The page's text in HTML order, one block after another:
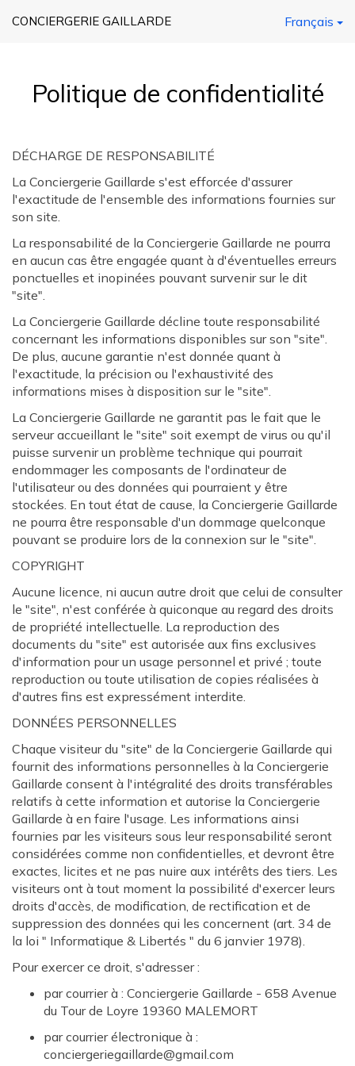
CONCIERGERIE GAILLARDE Français
Politique de confidentialité
DÉCHARGE DE RESPONSABILITÉ
La Conciergerie Gaillarde s'est efforcée d'assurer
l'exactitude de l'ensemble des informations fournies sur
son site.
La responsabilité de la Conciergerie Gaillarde ne pourra
en aucun cas être engagée quant à d'éventuelles erreurs
ponctuelles et inopinées pouvant survenir sur le dit
"site".
La Conciergerie Gaillarde décline toute responsabilité
concernant les informations disponibles sur son "site".
De plus, aucune garantie n'est donnée quant à
l'exactitude, la précision ou l'exhaustivité des
informations mises à disposition sur le "site".
La Conciergerie Gaillarde ne garantit pas le fait que le
serveur accueillant le "site" soit exempt de virus ou qu'il
puisse survenir un problème technique qui pourrait
endommager les composants de l'ordinateur de
l'utilisateur ou des données qui pourraient y être
stockées. En tout état de cause, la Conciergerie Gaillarde
ne pourra être responsable d'un dommage quelconque
pouvant se produire lors de la connexion sur le "site".
COPYRIGHT
Aucune licence, ni aucun autre droit que celui de consulter
le "site", n'est conférée à quiconque au regard des droits
de propriété intellectuelle. La reproduction des
documents du "site" est autorisée aux fins exclusives
d'information pour un usage personnel et privé ; toute
reproduction ou toute utilisation de copies réalisées à
d'autres fins est expressément interdite.
DONNÉES PERSONNELLES
Chaque visiteur du "site" de la Conciergerie Gaillarde qui
fournit des informations personnelles à la Conciergerie
Gaillarde consent à l'intégralité des droits transférables
relatifs à cette information et autorise la Conciergerie
Gaillarde à en faire l'usage. Les informations ainsi
fournies par les visiteurs sous leur responsabilité seront
considérées comme non confidentielles, et devront être
exactes, licites et ne pas nuire aux intérêts des tiers. Les
visiteurs ont à tout moment la possibilité d'exercer leurs
droits d'accès, de modification, de rectification et de
suppression des données qui les concernent (art. 34 de
la loi " Informatique & Libertés " du 6 janvier 1978).
Pour exercer ce droit, s'adresser :
par courrier à : Conciergerie Gaillarde - 658 Avenue
du Tour de Loyre 19360 MALEMORT
par courrier électronique à :
conciergeriegaillarde@gmail.com